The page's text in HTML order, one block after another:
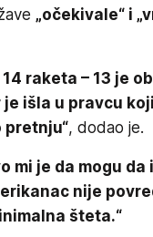
„očekivale“ i
raketa – 13 je
je išla u pravcu
, dodao je.
mi je da mogu da
nije
šteta.“